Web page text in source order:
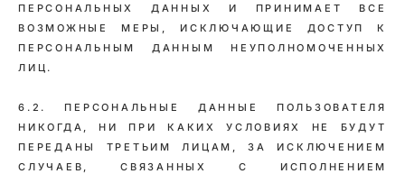
ПЕРСОНАЛЬНЫХ ДАННЫХ И ПРИНИМАЕТ ВСЕ
ВОЗМОЖНЫЕ МЕРЫ, ИСКЛЮЧАЮЩИЕ ДОСТУП К
ПЕРСОНАЛЬНЫМ ДАННЫМ НЕУПОЛНОМОЧЕННЫХ
ЛИЦ.
6.2. ПЕРСОНАЛЬНЫЕ ДАННЫЕ ПОЛЬЗОВАТЕЛЯ
НИКОГДА, НИ ПРИ КАКИХ УСЛОВИЯХ НЕ БУДУТ
ПЕРЕДАНЫ ТРЕТЬИМ ЛИЦАМ, ЗА ИСКЛЮЧЕНИЕМ
СЛУЧАЕВ, СВЯЗАННЫХ С ИСПОЛНЕНИЕМ